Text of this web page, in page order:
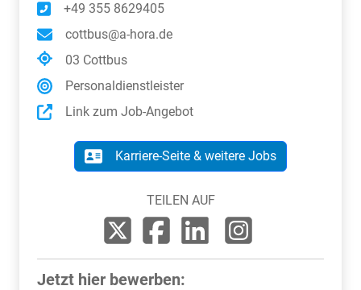
+49 355 8629405
cottbus@a-hora.de
03 Cottbus
Personaldienstleister
Link zum Job-Angebot
Karriere-Seite & weitere Jobs
TEILEN AUF
Jetzt hier bewerben: